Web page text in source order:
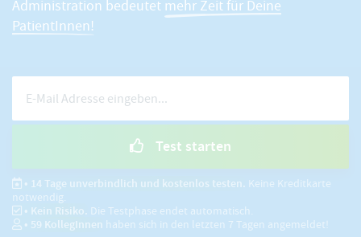
Administration bedeutet mehr Zeit für Deine
PatientInnen!
Test starten
• 14 Tage unverbindlich und kostenlos testen. Keine Kreditkarte
notwendig.
• Kein Risiko. Die Testphase endet automatisch.
• 59 KollegInnen haben sich in den letzten 7 Tagen angemeldet!